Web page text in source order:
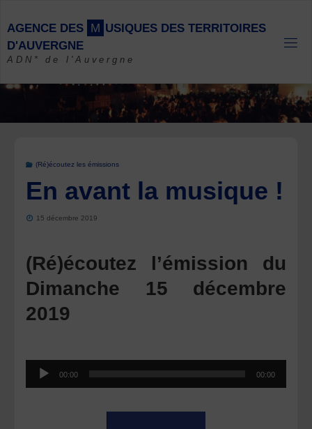
content
AGENCE DES M USIQUES DES TERRITOIRES
D'AUVERGNE
ADN* de l'Auvergne
(Ré)écoutez les émissions
En avant la musique !
15 décembre 2019
(Ré)écoutez l’émission du
Dimanche 15 décembre
2019
Lecteur
audio
00:00 00:00